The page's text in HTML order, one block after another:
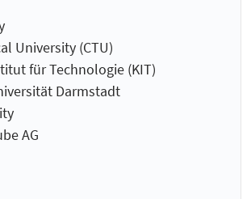
University (CTU)
für Technologie (KIT)
Darmstadt
AG